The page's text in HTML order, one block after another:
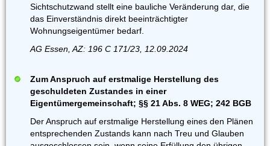
Sichtschutzwand stellt eine bauliche Veränderung dar, die
das Einverständnis direkt beeinträchtigter
Wohnungseigentümer bedarf.
AG Essen, AZ: 196 C 171/23, 12.09.2024
Zum Anspruch auf erstmalige Herstellung des
geschuldeten Zustandes in einer
Eigentümergemeinschaft; §§ 21 Abs. 8 WEG; 242 BGB
Der Anspruch auf erstmalige Herstellung eines den Plänen
entsprechenden Zustands kann nach Treu und Glauben